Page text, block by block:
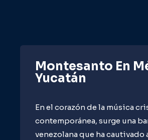
Montesanto En
Yucatán
En el corazón de la música
contemporánea, surge una
venezolana que ha cautivado